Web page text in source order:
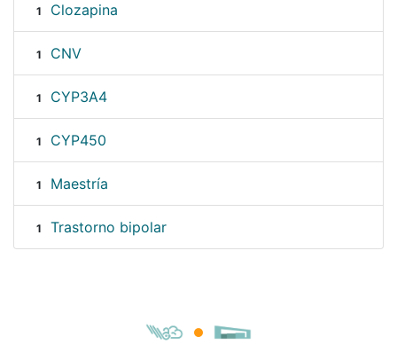
1 Clozapina
1 CNV
1 CYP3A4
1 CYP450
1 Maestría
1 Trastorno bipolar